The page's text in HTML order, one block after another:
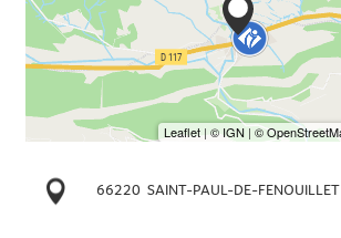
66220 SAINT-PAUL-DE-FENOUILLET